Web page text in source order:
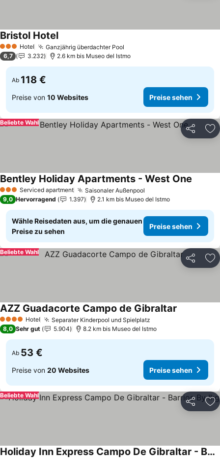
3 SterneHotel Ganzjährig überdachter Pool
Bristol HotelPreise sehen
6,7 3.232 2.6 km bis Museo del Istmo
Ab 118 €
Preise von 10 Websites Preise sehen
Teilen
Beliebte Wahl
3 SterneServiced apartment Saisonaler Außenpool
Bentley Holiday Apartments - West One
9,0 Hervorragend 1.397 2.1 km bis Museo del Istmo
Wähle Reisedaten aus, um die genauen
Preise zu sehen
Preise sehen
Teilen
Beliebte Wahl
4 Sterne Hotel Separater Kinderpool und Spielplatz
AZZ Guadacorte Campo de Gibraltar
8,0 Sehr gut 5.904 8.2 km bis Museo del Istmo
Ab 53 €
Preise von 20 Websites Preise sehen
Teilen
Beliebte Wahl
Holiday Inn Express Campo De Gibraltar - Barrios By Ihg